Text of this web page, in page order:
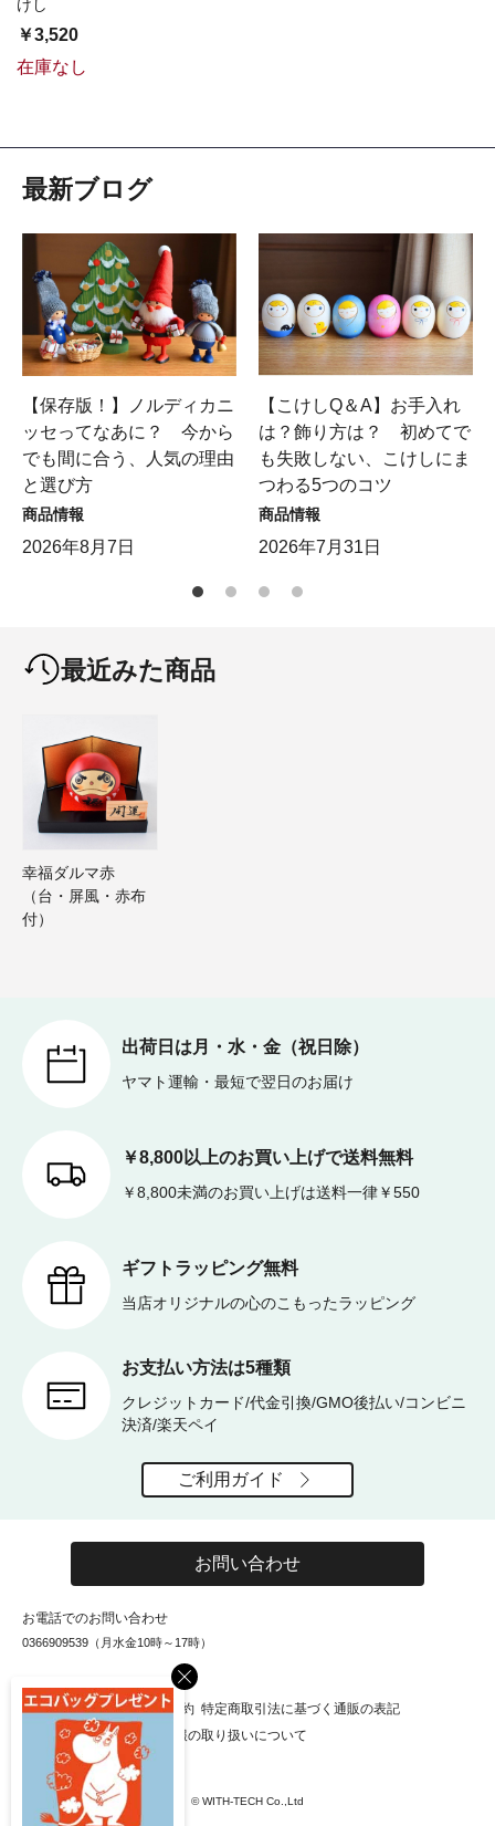
けし
￥3,520
在庫なし
×
最新ブログ
【保存版！】ノルディカニ
ッセってなあに？ 今から
でも間に合う、人気の理由
と選び方
商品情報
2026年8月7日
【こけしQ＆A】お手入れ
は？飾り方は？ 初めてで
も失敗しない、こけしにま
つわる5つのコツ
商品情報
2026年7月31日
最近みた商品
幸福ダルマ赤
（台・屏風・赤布
付）
出荷日は月・水・金（祝日除）
ヤマト運輸・最短で翌日のお届け
￥8,800以上のお買い上げで送料無料
￥8,800未満のお買い上げは送料一律￥550
ギフトラッピング無料
当店オリジナルの心のこもったラッピング
お支払い方法は5種類
クレジットカード/代金引換/GMO後払い/コンビニ
決済/楽天ペイ
ご利用ガイド
お問い合わせ
お電話でのお問い合わせ
0366909539（月水金10時～17時）
お知らせ 会社概要 利用規約 特定商取引法に基づく通販の表記
個人情報保護方針 個人情報の取り扱いについて
© WITH-TECH Co.,Ltd